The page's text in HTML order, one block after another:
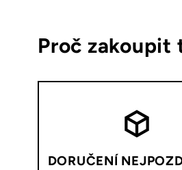
Proč zakoupit
DORUČENÍ